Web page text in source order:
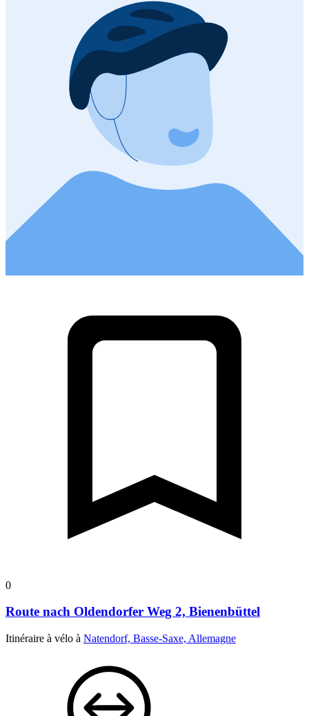
0
Route nach Oldendorfer Weg 2, Bienenbüttel
Itinéraire à vélo à Natendorf, Basse-Saxe, Allemagne